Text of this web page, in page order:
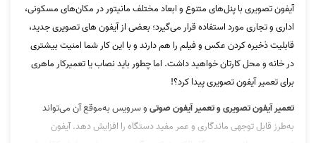
آیفون تصویری با پنل‌های متنوع و ابعاد مختلف مانیتور در مکان‌های مسکونی،
اداری و تجاری مورد استفاده قرار می‌گیرد؛ بعضی از آیفون های تصویری جدید،
قابلیت ذخیره کردن عکس و فیلم را هم دارند و با این کار شما امنیت بیشتری
در خانه و محل کارتان خواهید داشت. اما چطور باید نصاب یا تعمیرکار ماهری
برای تعمیر آیفون تصویری پیدا کرد؟!
تعمیر آیفون تصویری و تعمیر آیفون صوتیو سرویس به‌موقع آن می‌تواند
به‌طرز قابل توجهی ماندگاری و عمر مفید دستگاه را افزایش دهد. آیفون